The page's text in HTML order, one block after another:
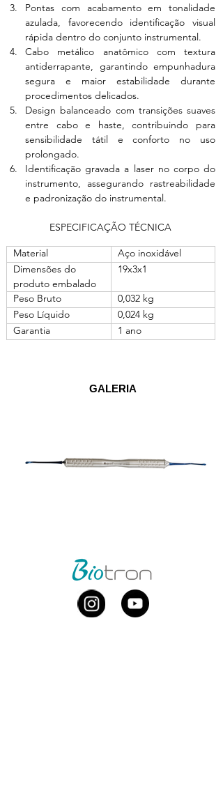
Pontas com acabamento em tonalidade
azulada, favorecendo identificação visual
rápida dentro do conjunto instrumental.
Cabo metálico anatômico com textura
antiderrapante, garantindo empunhadura
segura e maior estabilidade durante
procedimentos delicados.
Design balanceado com transições suaves
entre cabo e haste, contribuindo para
sensibilidade tátil e conforto no uso
prolongado.
Identificação gravada a laser no corpo do
instrumento, assegurando rastreabilidade
e padronização do instrumental.
ESPECIFICAÇÃO TÉCNICA
Material
Aço inoxidável
Dimensões do
produto embalado
19x3x1
Peso Bruto
0,032 kg
Peso Líquido
0,024 kg
Garantia
1 ano
GALERIA